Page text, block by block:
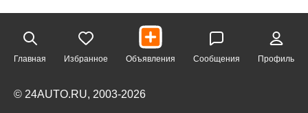
Главная Избранное Объявления Сообщения Профиль
© 24AUTO.RU, 2003-2026